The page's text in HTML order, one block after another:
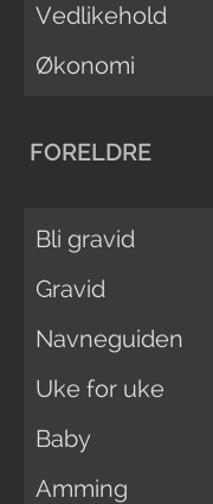
Vedlikehold
Økonomi
FORELDRE
Bli gravid
Gravid
Navneguiden
Uke for uke
Baby
Amming